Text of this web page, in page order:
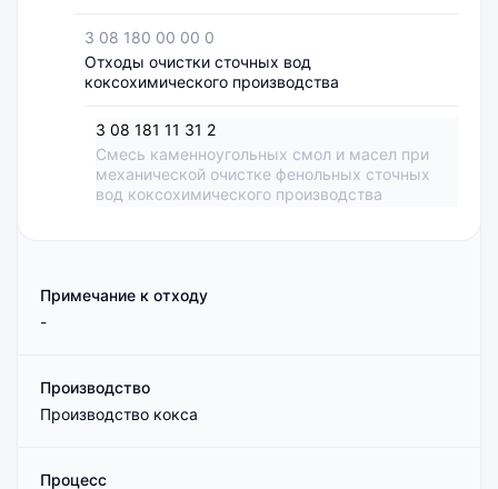
3 08 180 00 00 0
Отходы очистки сточных вод
коксохимического производства
3 08 181 11 31 2
Смесь каменноугольных смол и масел при
механической очистке фенольных сточных
вод коксохимического производства
Примечание к отходу
-
Производство
Производство кокса
Процесс